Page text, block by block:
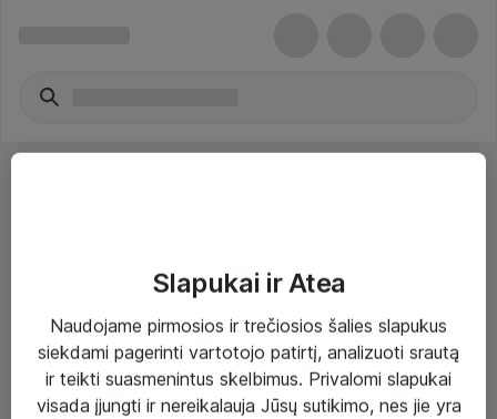
Paslaugos
Sprendimai
Slapukai ir Atea
Naudojame pirmosios ir trečiosios šalies slapukus
siekdami pagerinti vartotojo patirtį, analizuoti srautą
ir teikti suasmenintus skelbimus. Privalomi slapukai
visada įjungti ir nereikalauja Jūsų sutikimo, nes jie yra